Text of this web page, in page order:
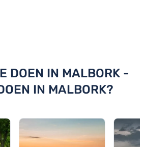
DOEN IN MALBORK -
IN MALBORK?